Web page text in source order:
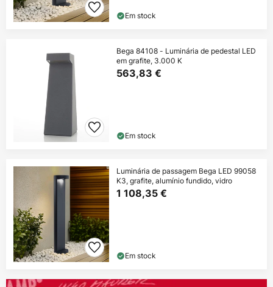
Em stock
Bega 84108 - Luminária de pedestal LED
em grafite, 3.000 K
563,83 €
Em stock
Luminária de passagem Bega LED 99058
K3, grafite, alumínio fundido, vidro
1 108,35 €
Em stock